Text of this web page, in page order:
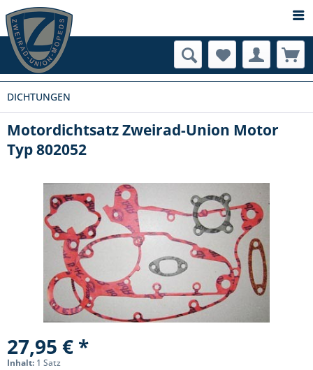
DICHTUNGEN
Motordichtsatz Zweirad-Union Motor
Typ 802052
27,95 € *
Inhalt: 1 Satz